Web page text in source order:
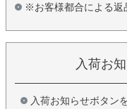
※お客様都合による返
入荷お
入荷お知らせボタン